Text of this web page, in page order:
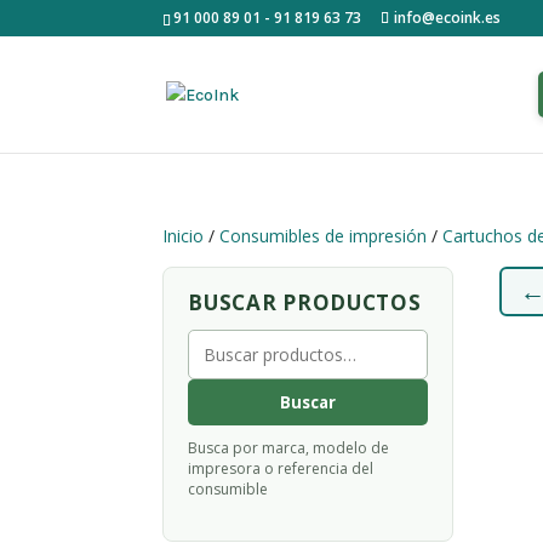
91 000 89 01 - 91 819 63 73 info@ecoink.es
Inicio /Consumibles de impresión /Cartuchos
BUSCAR PRODUCTOS
Buscar
por:
Buscar
Busca por marca, modelo de
impresora o referencia del
consumible